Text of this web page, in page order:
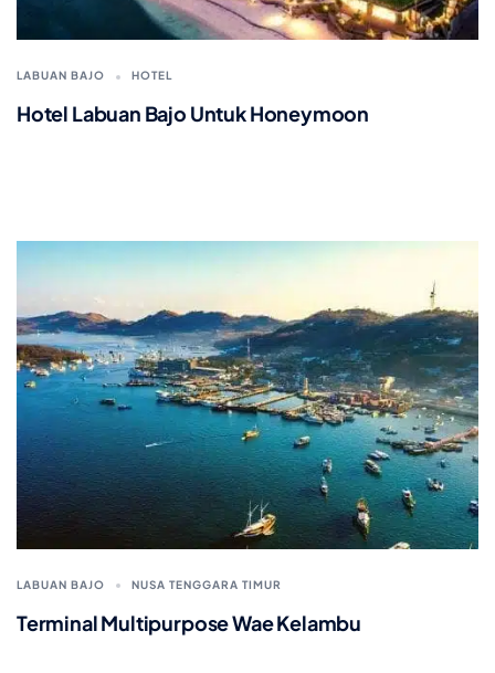
LABUAN BAJO HOTEL
Hotel Labuan Bajo Untuk Honeymoon
LABUAN BAJO NUSA TENGGARA TIMUR
Terminal Multipurpose Wae Kelambu